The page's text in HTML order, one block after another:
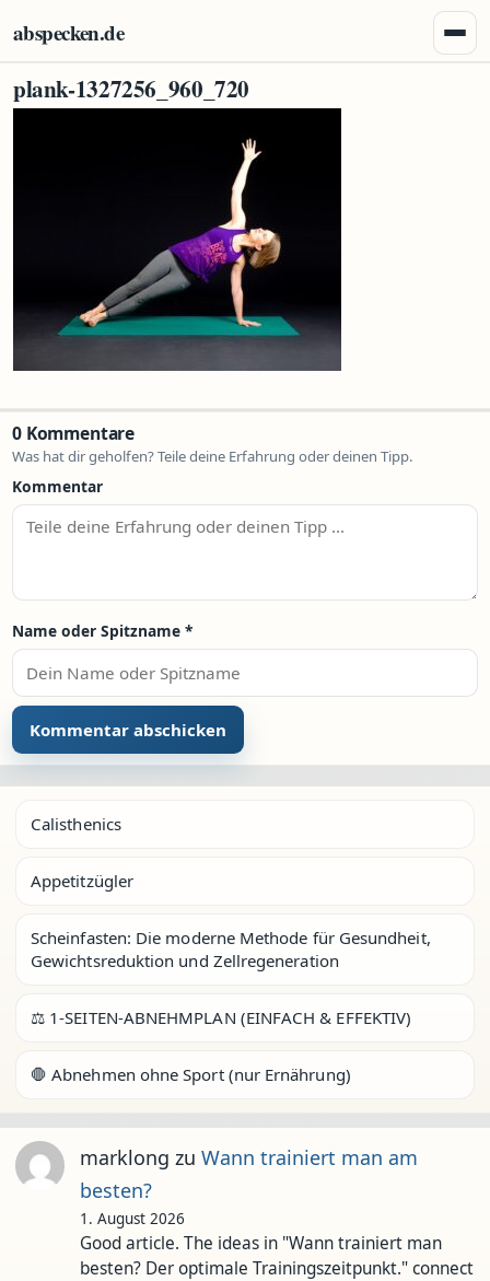
abspecken.de
plank-1327256_960_720
0 Kommentare
Was hat dir geholfen? Teile deine Erfahrung oder deinen Tipp.
Kommentar
Name oder Spitzname *
Calisthenics
Appetitzügler
Scheinfasten: Die moderne Methode für Gesundheit,
Gewichtsreduktion und Zellregeneration
⚖️ 1-SEITEN-ABNEHMPLAN (EINFACH & EFFEKTIV)
🛑 Abnehmen ohne Sport (nur Ernährung)
marklong zu Wann trainiert man am
besten?
1. August 2026
Good article. The ideas in "Wann trainiert man
besten? Der optimale Trainingszeitpunkt." connect